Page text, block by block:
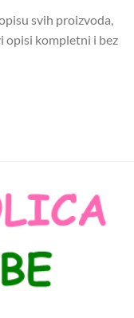
svih proizvoda,
opisi kompletni i bez